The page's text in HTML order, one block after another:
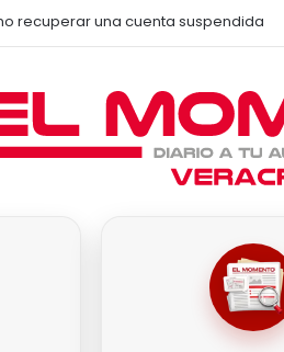
sobrevive a accidente en Francia